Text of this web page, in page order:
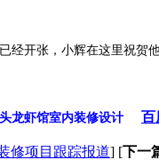
经开张，小辉在这里祝贺
龙虾馆室内装修设计 百
修项目跟踪报道] [下一